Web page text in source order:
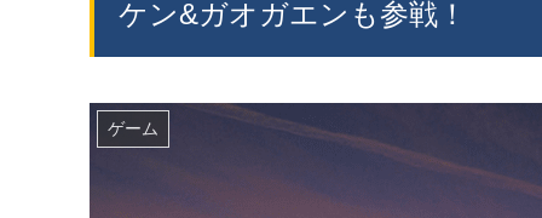
ケン&ガオガエンも参戦！
ゲーム